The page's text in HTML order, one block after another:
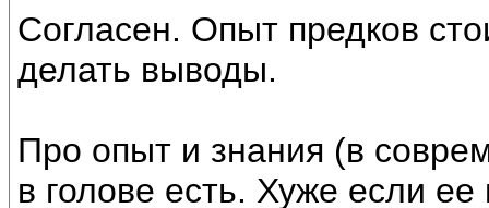
Согласен. Опыт предков
делать выводы.
Про опыт и знания (в
в голове есть. Хуже если ее